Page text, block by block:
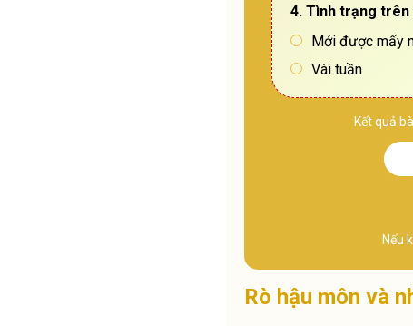
4. Tình trạng trên
Mới được mấy
Vài tuần
Kết quả
Nếu
Rò hậu môn và